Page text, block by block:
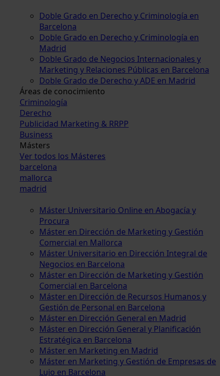
Doble Grado en Derecho y Criminología en
Barcelona
Doble Grado en Derecho y Criminología en
Madrid
Doble Grado de Negocios Internacionales y
Marketing y Relaciones Públicas en Barcelona
Doble Grado de Derecho y ADE en Madrid
Áreas de conocimiento
Criminología
Derecho
Publicidad Marketing & RRPP
Business
Másters
Ver todos los Másteres
barcelona
mallorca
madrid
Máster Universitario Online en Abogacía y
Procura
Máster en Dirección de Marketing y Gestión
Comercial en Mallorca
Máster Universitario en Dirección Integral de
Negocios en Barcelona
Máster en Dirección de Marketing y Gestión
Comercial en Barcelona
Máster en Dirección de Recursos Humanos y
Gestión de Personal en Barcelona
Máster en Dirección General en Madrid
Máster en Dirección General y Planificación
Estratégica en Barcelona
Máster en Marketing en Madrid
Máster en Marketing y Gestión de Empresas de
Lujo en Barcelona